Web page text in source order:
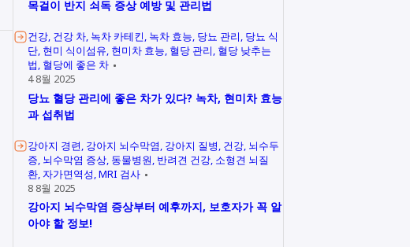
목걸이 반지 쇠독 증상 예방 및 관리법
건강 건강 차 녹차 카테킨 녹차 효능 당뇨 관리 당뇨 식
단 현미 식이섬유 현미차 효능 혈당 관리 혈당 낮추는
법 혈당에 좋은 차
4 8월 2025
당뇨 혈당 관리에 좋은 차가 있다? 녹차, 현미차 효능
과 섭취법
강아지 경련 강아지 뇌수막염 강아지 질병 건강 뇌수두
증 뇌수막염 증상 동물병원 반려견 건강 소형견 뇌질
환 자가면역성 MRI 검사
8 8월 2025
강아지 뇌수막염 증상부터 예후까지, 보호자가 꼭 알
아야 할 정보!